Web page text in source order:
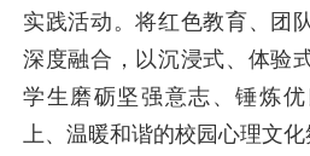
实践活动。将红色教育、团
深度融合，以沉浸式、体验
学生磨砺坚强意志、锤炼
上、温暖和谐的校园心理文化